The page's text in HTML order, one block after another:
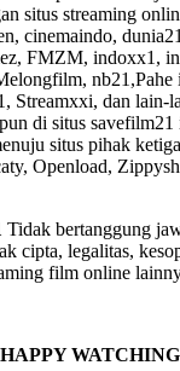
situs streaming
cinemaindo,
FMZM, indoxx1,
nb21,Pahe
Streamxxi, dan lain-
di situs
situs pihak
Openload,
Tidak bertanggung
cipta, legalitas,
film online
HAPPY